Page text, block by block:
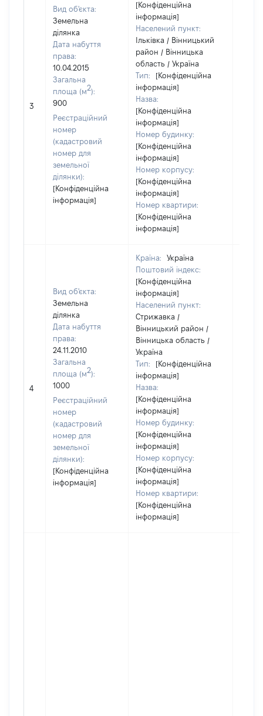
3
Вид об'єкта:
Земельна
ділянка
Дата набуття
права:
10.04.2015
Загальна
площа (м2):
900
Реєстраційний
номер
(кадастровий
номер для
земельної
ділянки):
[Конфіденційна
інформація]
[Конфіденційна
інформація]
Населений пункт:
Ільківка / Вінницький
район / Вінницька
область / Україна
Тип:
[Конфіденційна
інформація]
Назва:
[Конфіденційна
інформація]
Номер будинку:
[Конфіденційна
інформація]
Номер корпусу:
[Конфіденційна
інформація]
Номер квартири:
[Конфіденційна
інформація]
4
Вид об'єкта:
Земельна
ділянка
Дата набуття
права:
24.11.2010
Загальна
площа (м2):
1000
Реєстраційний
номер
(кадастровий
номер для
земельної
ділянки):
[Конфіденційна
інформація]
Країна:
Україна
Поштовий індекс:
[Конфіденційна
інформація]
Населений пункт:
Стрижавка /
Вінницький район /
Вінницька область /
Україна
Тип:
[Конфіденційна
інформація]
Назва:
[Конфіденційна
інформація]
Номер будинку:
[Конфіденційна
інформація]
Номер корпусу:
[Конфіденційна
інформація]
Номер квартири:
[Конфіденційна
інформація]